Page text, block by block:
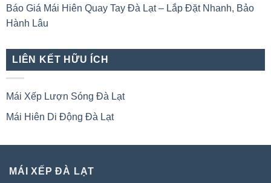
Báo Giá Mái Hiên Quay Tay Đà Lạt – Lắp Đặt Nhanh, Bảo
Hành Lâu
LIÊN KẾT HỮU ÍCH
Mái Xếp Lượn Sóng Đà Lạt
Mái Hiên Di Động Đà Lạt
MÁI XẾP ĐÀ LẠT